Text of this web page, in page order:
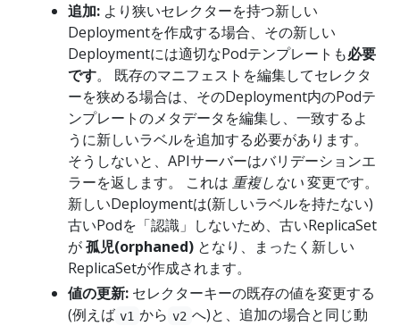
追加: より狭いセレクターを持つ新しい
Deploymentを作成する場合、その新しい
Deploymentには適切なPodテンプレートも必要
です。 既存のマニフェストを編集してセレクタ
ーを狭める場合は、そのDeployment内のPodテ
ンプレートのメタデータを編集し、一致するよ
うに新しいラベルを追加する必要があります。
そうしないと、APIサーバーはバリデーションエ
ラーを返します。 これは 重複しない変更です。
新しいDeploymentは(新しいラベルを持たない)
古いPodを「認識」しないため、古いReplicaSet
が孤児(orphaned) となり、まったく新しい
ReplicaSetが作成されます。
値の更新: セレクターキーの既存の値を変更する
(例えば v1 から v2 へ)と、追加の場合と同じ動